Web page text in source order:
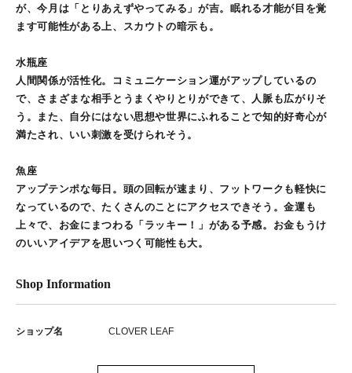
が、今月は「とりあえずやってみる」が吉。眠れる才能が目を覚
ます可能性がある上、スカウトの暗示も。
水瓶座
人間関係が活性化。コミュニケーション運がアップしているの
で、さまざまな相手とうまくやりとりができて、人脈も広がりそ
う。また、自分にはない思想や世界にふれることで知的好奇心が
満たされ、いい刺激を受けられそう。
魚座
アップテンポな毎日。頭の回転が速まり、フットワークも軽快に
なっているので、たくさんのことにアクセスできそう。金運も
上々で、お金にまつわる「ラッキー！」がある予感。お金もうけ
のいいアイデアを思いつく可能性も大。
Shop Information
ショップ名 CLOVER LEAF